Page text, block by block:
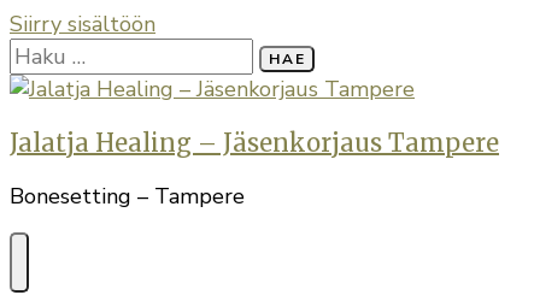
Siirry sisältöön
Haku:
Jalatja Healing – Jäsenkorjaus Tampere
Bonesetting – Tampere